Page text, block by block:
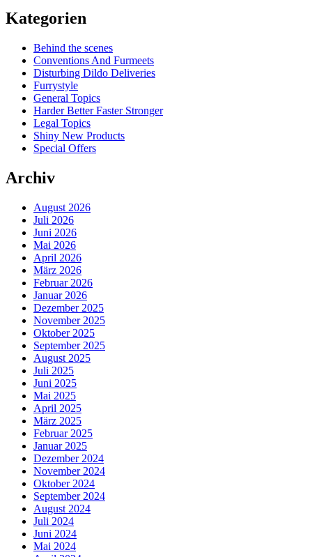
Kategorien
Behind the scenes
Conventions And Furmeets
Disturbing Dildo Deliveries
Furrystyle
General Topics
Harder Better Faster Stronger
Legal Topics
Shiny New Products
Special Offers
Archiv
August 2026
Juli 2026
Juni 2026
Mai 2026
April 2026
März 2026
Februar 2026
Januar 2026
Dezember 2025
November 2025
Oktober 2025
September 2025
August 2025
Juli 2025
Juni 2025
Mai 2025
April 2025
März 2025
Februar 2025
Januar 2025
Dezember 2024
November 2024
Oktober 2024
September 2024
August 2024
Juli 2024
Juni 2024
Mai 2024